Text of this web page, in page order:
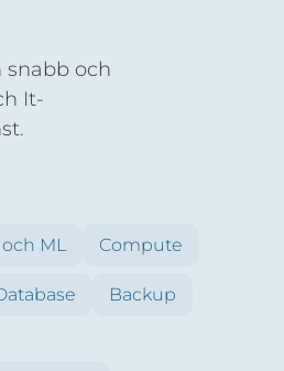
snabb och
It-
ML Compute
Backup